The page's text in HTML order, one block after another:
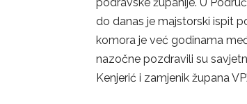
do danas je majstorski ispit
komora je već godinama
nazočne pozdravili su
Kenjerić i zamjenik župana